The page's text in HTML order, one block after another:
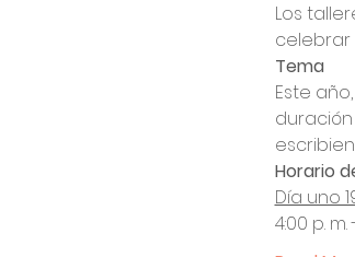
Los
celebrar
Tema
Este
Horario
Día uno
4:00 p.